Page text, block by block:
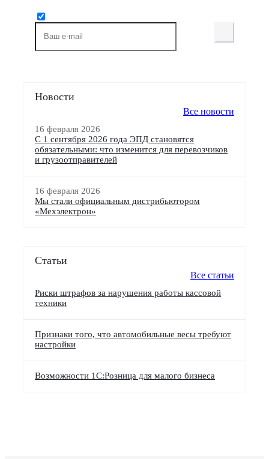
Новости
Все новости
16 февраля 2026
С 1 сентября 2026 года ЭПД становятся
обязательными: что изменится для перевозчиков
и грузоотправителей
16 февраля 2026
Мы стали официальным дистрибьютором
«Мехэлектрон»
Статьи
Все статьи
Риски штрафов за нарушения работы кассовой
техники
Признаки того, что автомобильные весы требуют
настройки
Возможности 1С:Розница для малого бизнеса